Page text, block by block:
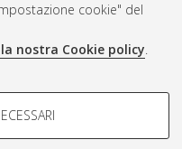
cookie" del
nostra Cookie policy.